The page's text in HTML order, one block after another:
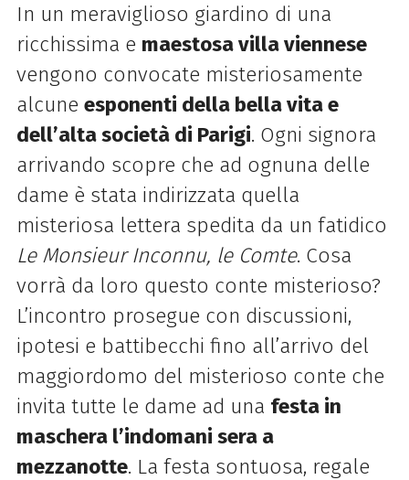
In un meraviglioso giardino di una
ricchissima e maestosa villa viennese
vengono convocate misteriosamente
alcune esponenti della bella vita e
dell’alta società di Parigi. Ogni signora
arrivando scopre che ad ognuna delle
dame è stata indirizzata quella
misteriosa lettera spedita da un fatidico
Le Monsieur Inconnu, le Comte. Cosa
vorrà da loro questo conte misterioso?
L’incontro prosegue con discussioni,
ipotesi e battibecchi fino all’arrivo del
maggiordomo del misterioso conte che
invita tutte le dame ad una festa in
maschera l’indomani sera a
mezzanotte. La festa sontuosa, regale